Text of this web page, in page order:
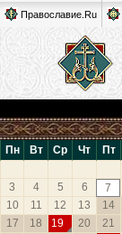
Православие.Ru
Пн Вт Ср Чт Пт
3
4 5 6 7
10
11 12 13 14
17
18 19 20 21